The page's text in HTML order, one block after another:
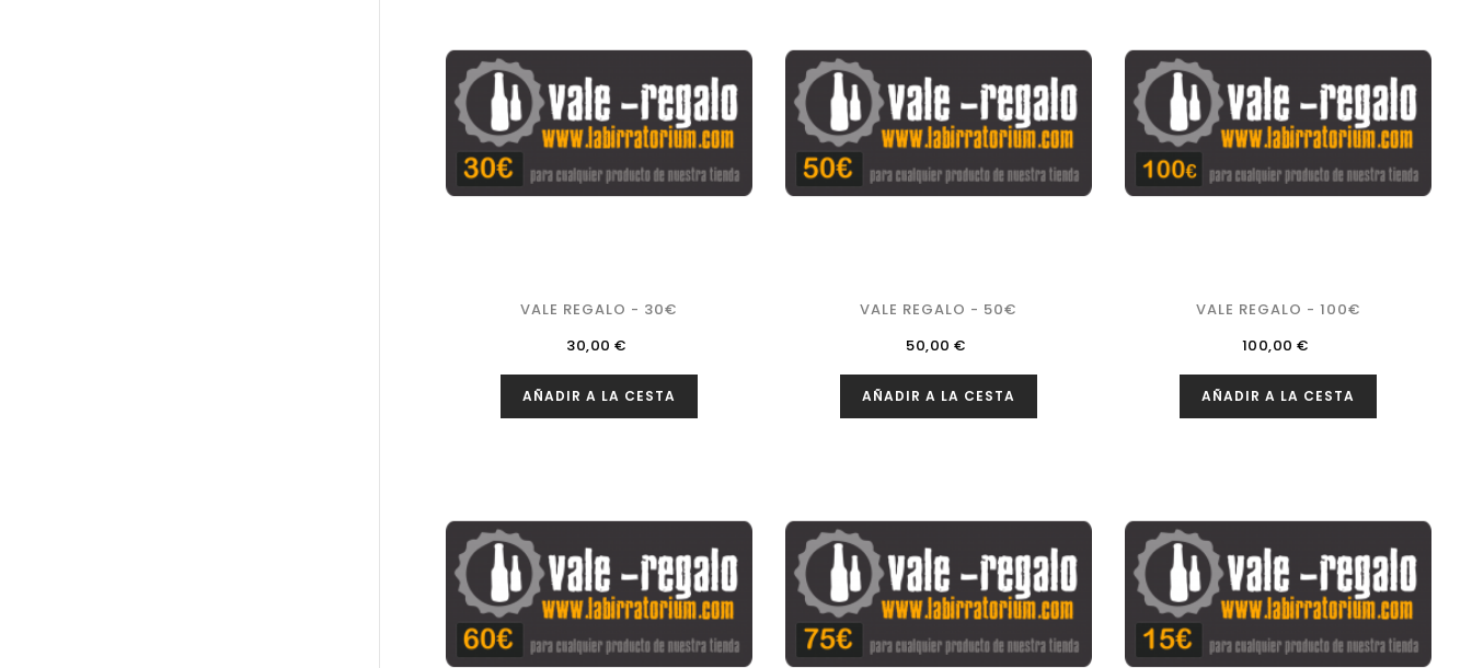
VALE REGALO - 30€
Precio
30,00 €
AÑADIR A LA CESTA
VALE REGALO - 50€
Precio
50,00 €
AÑADIR A LA CESTA
VALE REGALO - 100€
Precio
100,00 €
AÑADIR A LA CESTA